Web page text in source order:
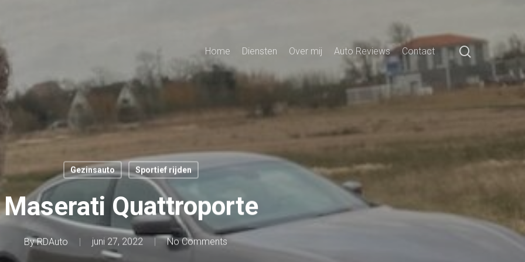
Home Diensten Over mij Auto Reviews Contact search
Gezinsauto Sportief rijden
Maserati Quattroporte
By RDAuto juni 27, 2022 No Comments